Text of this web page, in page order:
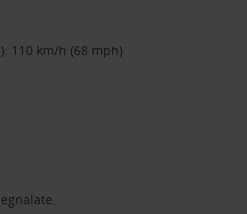
110 km/h (68 mph)